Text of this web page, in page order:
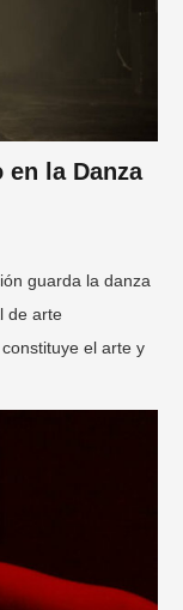
en la Danza
guarda la danza
de arte
el arte y